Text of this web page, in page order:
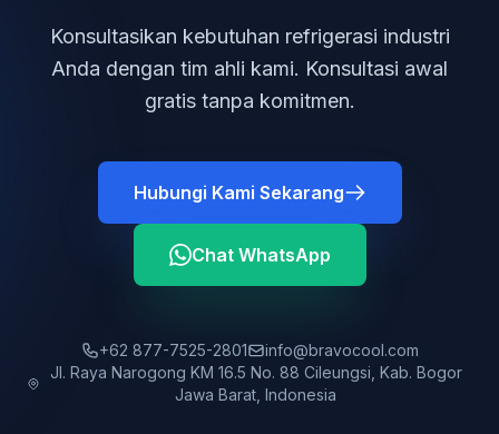
Konsultasikan kebutuhan refrigerasi industri
Anda dengan tim ahli kami. Konsultasi awal
gratis tanpa komitmen.
Hubungi Kami Sekarang
Chat WhatsApp
+62 877-7525-2801
info@bravocool.com
Jl. Raya Narogong KM 16.5 No. 88 Cileungsi, Kab. Bogor
Jawa Barat, Indonesia